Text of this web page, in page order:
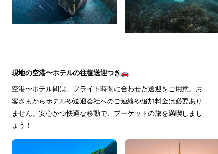
現地の空港〜ホテルの往復送迎つき🚗
空港〜ホテル間は、フライト時間に合わせた送迎をご用意。お
客さまからホテルや送迎会社へのご連絡や追加料金は必要あり
ません。安心かつ快適な移動で、プーケットの旅を満喫しまし
ょう！